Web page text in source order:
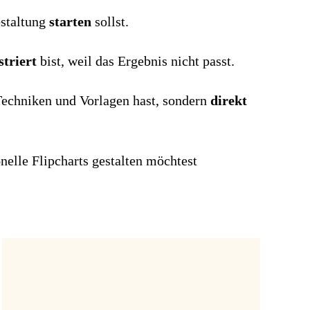
starten sollst.
bist, weil das Ergebnis nicht passt.
und Vorlagen hast, sonderndirekt
Flipcharts gestalten möchtest